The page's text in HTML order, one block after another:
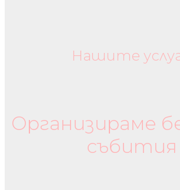
Нашите
Организираме
събития